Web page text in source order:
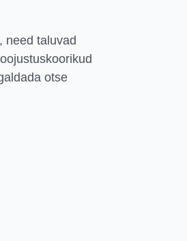
need taluvad
otse